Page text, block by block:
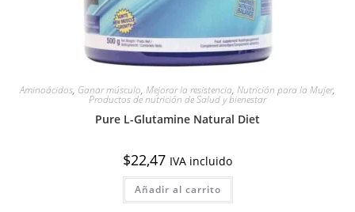
Aminoácidos, Ganar músculo, Mejorar la resistencia, Nutrición para la Mujer,
Productos de nutrición de Salud y bienestar
Pure L-Glutamine Natural Diet
$22,47 IVA incluido
Añadir al carrito